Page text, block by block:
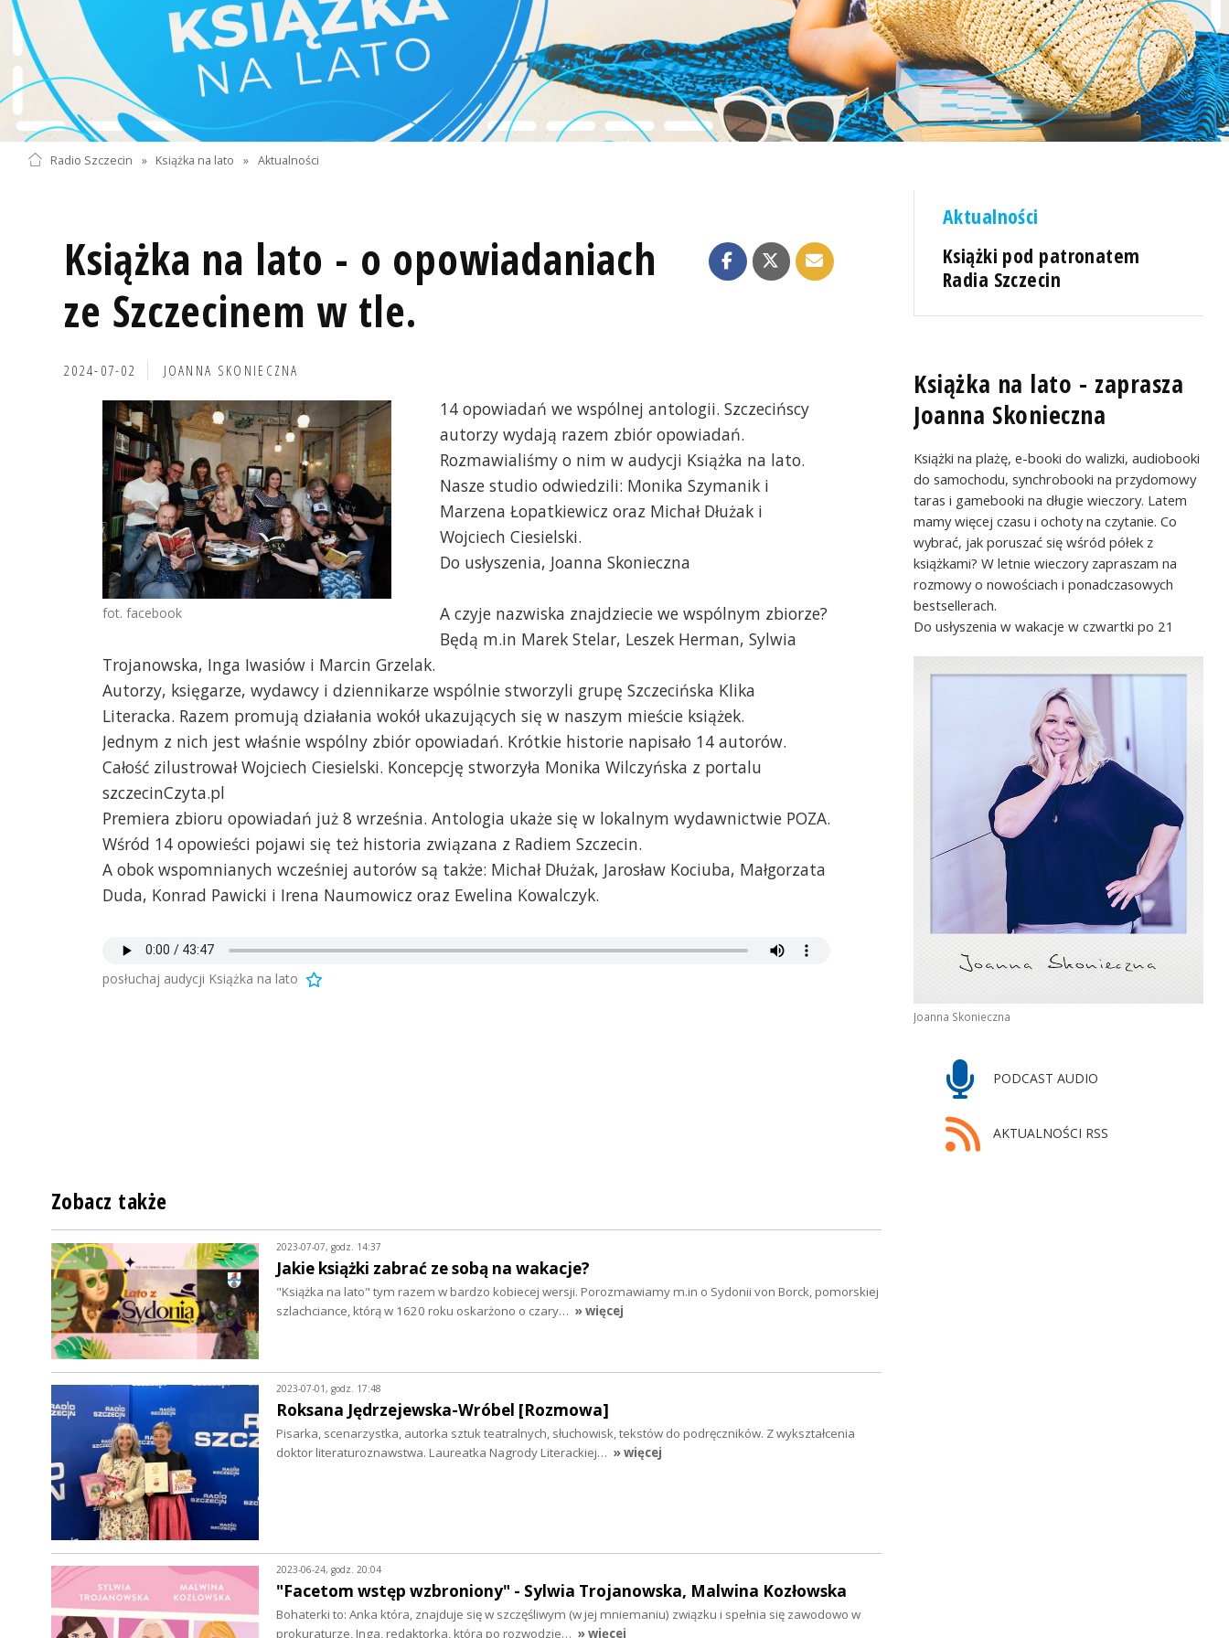
Radio Szczecin » Książka na lato » Aktualności
Książka na lato - o opowiadaniach
ze Szczecinem w tle.
2024-07-02 JOANNA SKONIECZNA
fot. facebook
14 opowiadań we wspólnej antologii. Szczecińscy
autorzy wydają razem zbiór opowiadań.
Rozmawialiśmy o nim w audycji Książka na lato.
Nasze studio odwiedzili: Monika Szymanik i
Marzena Łopatkiewicz oraz Michał Dłużak i
Wojciech Ciesielski.
Do usłyszenia, Joanna Skonieczna
A czyje nazwiska znajdziecie we wspólnym zbiorze?
Będą m.in Marek Stelar, Leszek Herman, Sylwia
Trojanowska, Inga Iwasiów i Marcin Grzelak.
Autorzy, księgarze, wydawcy i dziennikarze wspólnie stworzyli grupę Szczecińska Klika
Literacka. Razem promują działania wokół ukazujących się w naszym mieście książek.
Jednym z nich jest właśnie wspólny zbiór opowiadań. Krótkie historie napisało 14 autorów.
Całość zilustrował Wojciech Ciesielski. Koncepcję stworzyła Monika Wilczyńska z portalu
szczecinCzyta.pl
Premiera zbioru opowiadań już 8 września. Antologia ukaże się w lokalnym wydawnictwie POZA.
Wśród 14 opowieści pojawi się też historia związana z Radiem Szczecin.
A obok wspomnianych wcześniej autorów są także: Michał Dłużak, Jarosław Kociuba, Małgorzata
Duda, Konrad Pawicki i Irena Naumowicz oraz Ewelina Kowalczyk.
posłuchaj audycji Książka na lato
Aktualności
Książki pod patronatem
Radia Szczecin
Książka na lato - zaprasza
Joanna Skonieczna
Książki na plażę, e-booki do walizki, audiobooki
do samochodu, synchrobooki na przydomowy
taras i gamebooki na długie wieczory. Latem
mamy więcej czasu i ochoty na czytanie. Co
wybrać, jak poruszać się wśród półek z
książkami? W letnie wieczory zapraszam na
rozmowy o nowościach i ponadczasowych
bestsellerach.
Do usłyszenia w wakacje w czwartki po 21
Joanna Skonieczna
PODCAST AUDIO
AKTUALNOŚCI RSS
Zobacz także
2023-07-07, godz. 14:37
Jakie książki zabrać ze sobą na wakacje?
"Książka na lato" tym razem w bardzo kobiecej wersji. Porozmawiamy m.in o Sydonii von Borck, pomorskiej
szlachciance, którą w 1620 roku oskarżono o czary… » więcej
2023-07-01, godz. 17:48
Roksana Jędrzejewska-Wróbel [Rozmowa]
Pisarka, scenarzystka, autorka sztuk teatralnych, słuchowisk, tekstów do podręczników. Z wykształcenia
doktor literaturoznawstwa. Laureatka Nagrody Literackiej… » więcej
2023-06-24, godz. 20:04
"Facetom wstęp wzbroniony" - Sylwia Trojanowska, Malwina Kozłowska
Bohaterki to: Anka która, znajduje się w szczęśliwym (w jej mniemaniu) związku i spełnia się zawodowo w
prokuraturze, Inga, redaktorka, która po rozwodzie… » więcej